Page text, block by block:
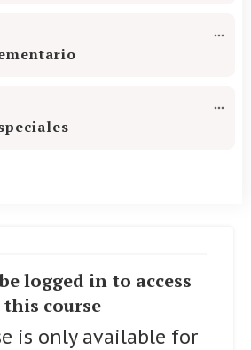
logged in to access
this course
is only available for